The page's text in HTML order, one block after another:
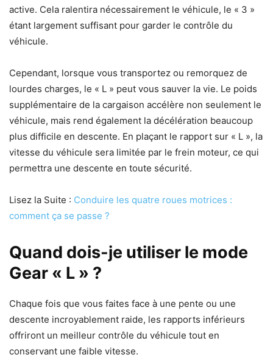
active. Cela ralentira nécessairement le véhicule, le « 3 »
étant largement suffisant pour garder le contrôle du
véhicule.
Cependant, lorsque vous transportez ou remorquez de
lourdes charges, le « L » peut vous sauver la vie. Le poids
supplémentaire de la cargaison accélère non seulement le
véhicule, mais rend également la décélération beaucoup
plus difficile en descente. En plaçant le rapport sur « L », la
vitesse du véhicule sera limitée par le frein moteur, ce qui
permettra une descente en toute sécurité.
Lisez la Suite : Conduire les quatre roues motrices :
comment ça se passe ?
Quand dois-je utiliser le mode
Gear « L » ?
Chaque fois que vous faites face à une pente ou une
descente incroyablement raide, les rapports inférieurs
offriront un meilleur contrôle du véhicule tout en
conservant une faible vitesse.